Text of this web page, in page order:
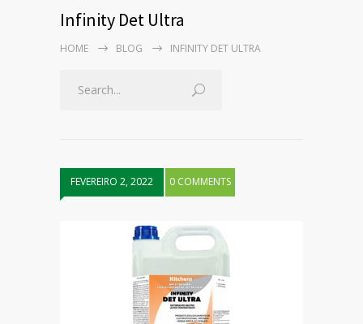
Infinity Det Ultra
HOME BLOG INFINITY DET ULTRA
FEVEREIRO 2, 2022 0 COMMENTS